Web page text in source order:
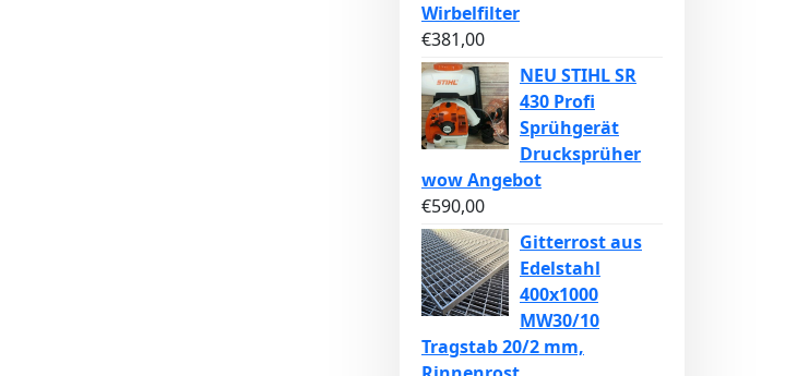
Wirbelfilter
€381,00
NEU STIHL SR
430 Profi
Sprühgerät
Drucksprüher
wow Angebot
€590,00
Gitterrost aus
Edelstahl
400x1000
MW30/10
Tragstab 20/2 mm,